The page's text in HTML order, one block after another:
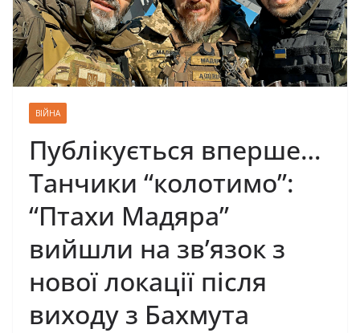
ВІЙНА
Публікується вперше…
Танчики “колотимо”:
“Птахи Мадяра”
вийшли на зв’язок з
нової локації після
виходу з Бахмута